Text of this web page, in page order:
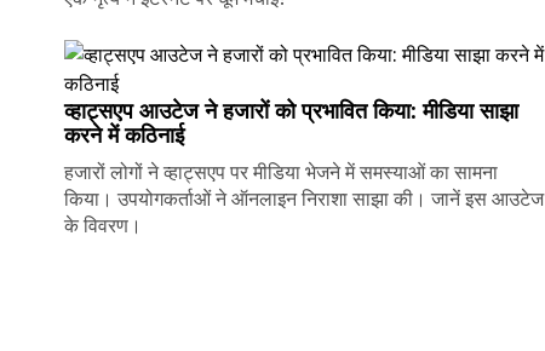
व्हाट्सएप आउटेज ने हजारों को प्रभावित किया: मीडिया साझा
करने में कठिनाई
हजारों लोगों ने व्हाट्सएप पर मीडिया भेजने में समस्याओं का सामना
किया। उपयोगकर्ताओं ने ऑनलाइन निराशा साझा की। जानें इस आउटेज
के विवरण।